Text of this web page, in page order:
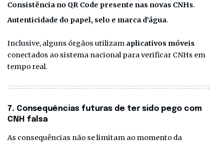
Consistência no QR Code presente nas novas CNHs.
Autenticidade do papel, selo e marca d’água.
Inclusive, alguns órgãos utilizam aplicativos móveis
conectados ao sistema nacional para verificar CNHs em
tempo real.
7. Consequências futuras de ter sido pego com
CNH falsa
As consequências não se limitam ao momento da